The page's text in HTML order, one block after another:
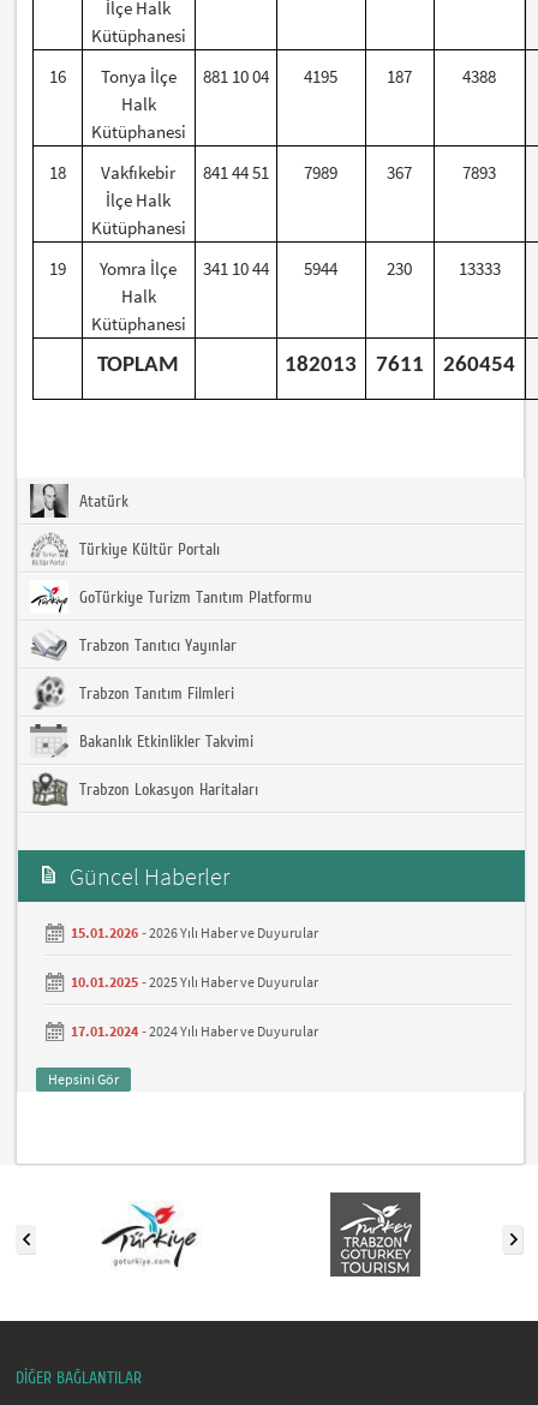
İlçe Halk
Kütüphanesi
16
Tonya İlçe
Halk
Kütüphanesi
881 10 04 4195 187 4388
18
Vakfıkebir
İlçe Halk
Kütüphanesi
841 44 51 7989 367 7893
19
Yomra İlçe
Halk
Kütüphanesi
341 10 44 5944 230 13333
TOPLAM 182013 7611 260454
Atatürk
Türkiye Kültür Portalı
GoTürkiye Turizm Tanıtım Platformu
Trabzon Tanıtıcı Yayınlar
Trabzon Tanıtım Filmleri
Bakanlık Etkinlikler Takvimi
Trabzon Lokasyon Haritaları
Güncel Haberler
15.01.2026 -2026 Yılı Haber ve Duyurular
10.01.2025 -2025 Yılı Haber ve Duyurular
17.01.2024 -2024 Yılı Haber ve Duyurular
Hepsini Gör
DİĞER BAĞLANTILAR